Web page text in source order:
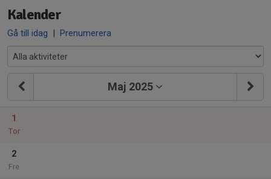
Kalender
Gå till idag | Prenumerera
Maj 2025
1
Tor
2
Fre